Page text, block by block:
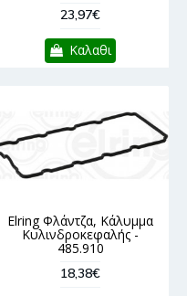
23,97€
Καλαθι
Elring Φλάντζα, Κάλυμμα
Κυλινδροκεφαλής -
485.910
18,38€